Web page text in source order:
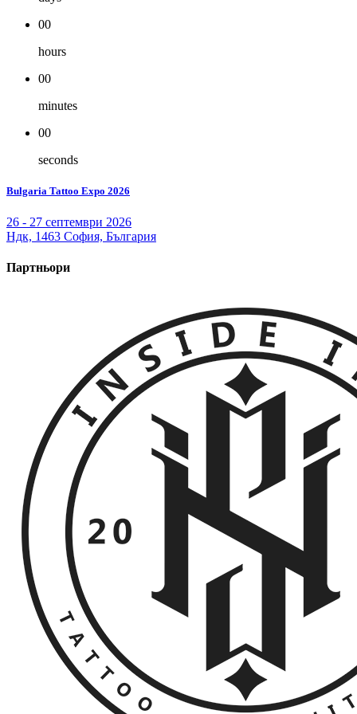
00
hours
00
minutes
00
seconds
Bulgaria Tattoo Expo 2026
26 - 27 септември 2026
Ндк, 1463 София, България
Партньори